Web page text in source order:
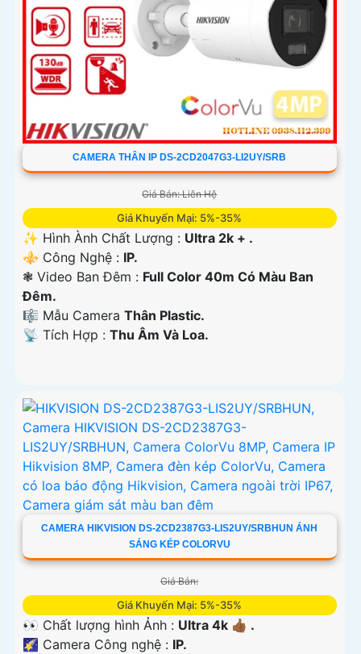
CAMERA THÂN IP DS-2CD2047G3-LI2UY/SRB
Giá Bán: Liên Hệ
Giá Khuyến Mại: 5%-35%
✨ Hình Ành Chất Lượng : Ultra 2k + .
⚜️ Công Nghệ : IP.
❃ Video Ban Đêm : Full Color 40m Có Màu Ban
Ðêm.
🎼️ Mẫu Camera Thân Plastic.
️📡 Tích Hợp : Thu Âm Và Loa.
CAMERA HIKVISION DS-2CD2387G3-LIS2UY/SRBHUN ÁNH
SÁNG KÉP COLORVU
Giá Bán:
Giá Khuyến Mại: 5%-35%
👀 Chất lượng hình Ảnh : Ultra 4k 👍🏾 .
🌠 Camera Công nghệ : IP.